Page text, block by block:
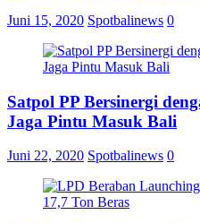
Juni 15, 2020 Spotbalinews 0
Satpol PP Bersinergi
Jaga Pintu Masuk Bali
Juni 22, 2020 Spotbalinews 0